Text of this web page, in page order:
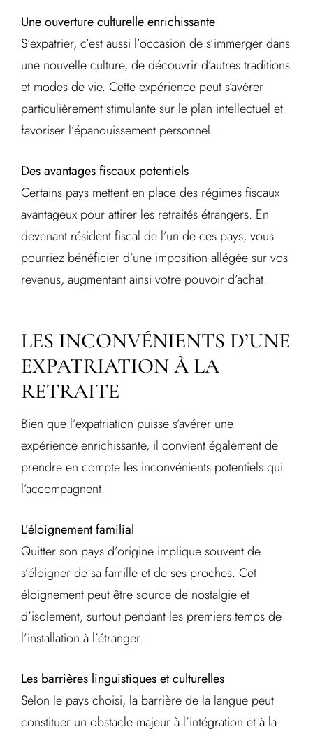
Une ouverture culturelle enrichissante
S’expatrier, c’est aussi l’occasion de s’immerger dans
une nouvelle culture, de découvrir d’autres traditions
et modes de vie. Cette expérience peut s’avérer
particulièrement stimulante sur le plan intellectuel et
favoriser l’épanouissement personnel.
Des avantages fiscaux potentiels
Certains pays mettent en place des régimes fiscaux
avantageux pour attirer les retraités étrangers. En
devenant résident fiscal de l’un de ces pays, vous
pourriez bénéficier d’une imposition allégée sur vos
revenus, augmentant ainsi votre pouvoir d’achat.
LES INCONVÉNIENTS D’UNE
EXPATRIATION À LA
RETRAITE
Bien que l’expatriation puisse s’avérer une
expérience enrichissante, il convient également de
prendre en compte les inconvénients potentiels qui
l’accompagnent.
L’éloignement familial
Quitter son pays d’origine implique souvent de
s’éloigner de sa famille et de ses proches. Cet
éloignement peut être source de nostalgie et
d’isolement, surtout pendant les premiers temps de
l’installation à l’étranger.
Les barrières linguistiques et culturelles
Selon le pays choisi, la barrière de la langue peut
constituer un obstacle majeur à l’intégration et à la